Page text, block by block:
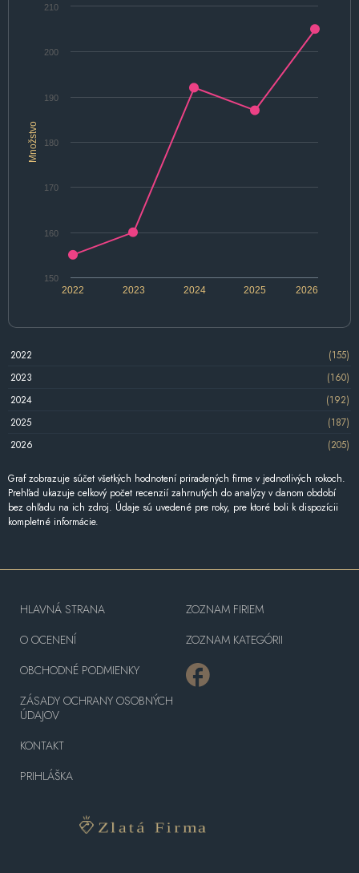
Množstvo
2022 2024 2026
2023 2025
150
160
170
180
190
200
210
2022
(155)
2023
(160)
2024
(192)
2025
(187)
2026
(205)
Graf zobrazuje súčet všetkých hodnotení priradených firme v jednotlivých rokoch.
Prehľad ukazuje celkový počet recenzií zahrnutých do analýzy v danom období
bez ohľadu na ich zdroj. Údaje sú uvedené pre roky, pre ktoré boli k dispozícii
kompletné informácie.
HLAVNÁ STRANA
O OCENENÍ
OBCHODNÉ PODMIENKY
ZÁSADY OCHRANY OSOBNÝCH
ÚDAJOV
KONTAKT
PRIHLÁŠKA
ZOZNAM FIRIEM
ZOZNAM KATEGÓRII